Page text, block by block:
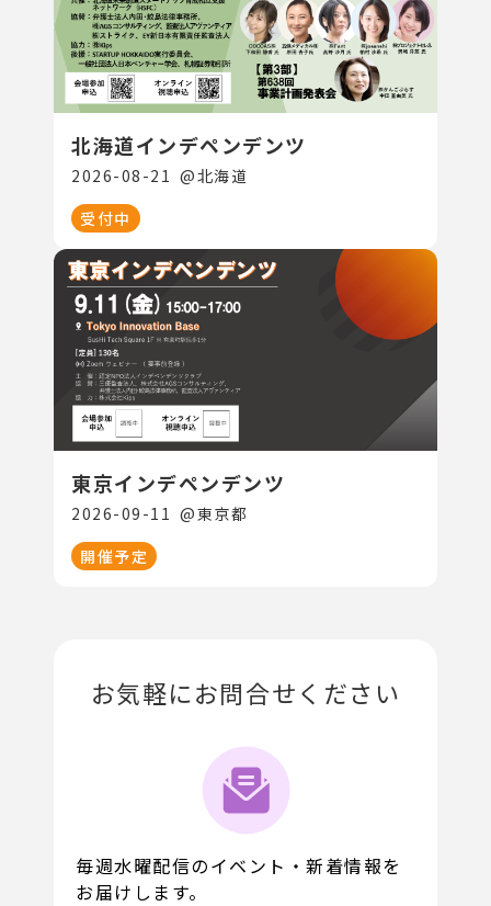
北海道インデペンデンツ
2026-08-21 @北海道
受付中
東京インデペンデンツ
2026-09-11 @東京都
開催予定
お気軽にお問合せください
毎週水曜配信のイベント・新着情報を
お届けします。